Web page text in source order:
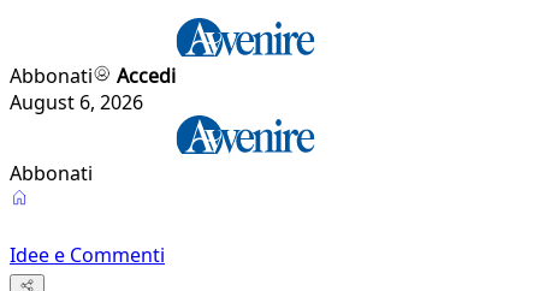
Abbonati
Accedi
August 6, 2026
Abbonati
Idee e Commenti